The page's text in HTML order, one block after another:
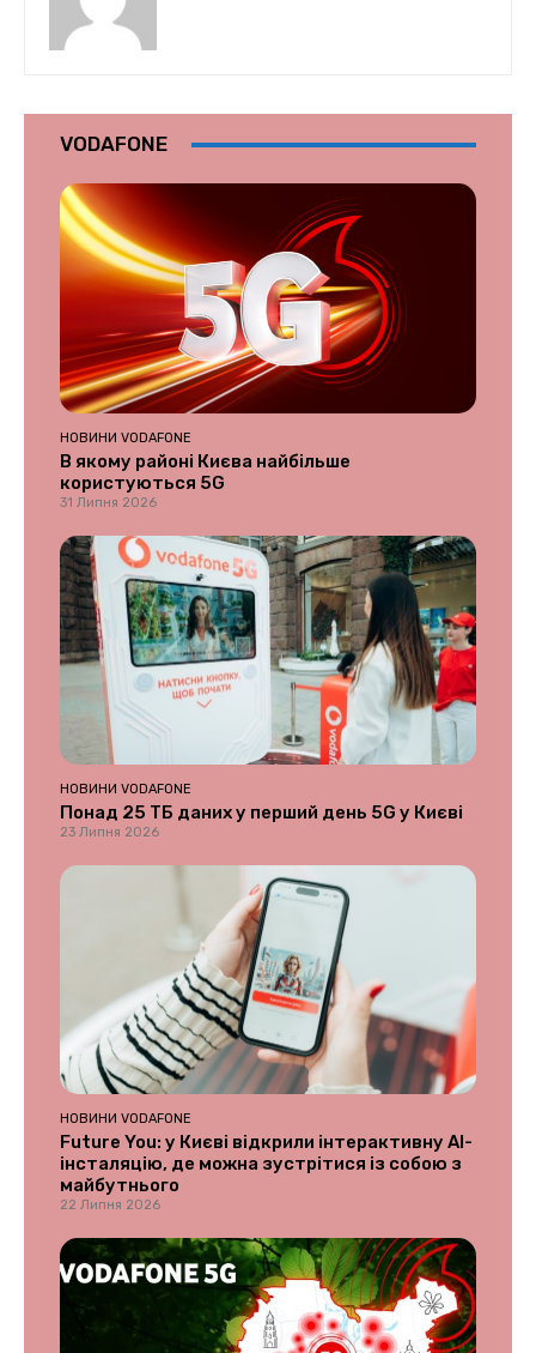
VODAFONE
НОВИНИ VODAFONE
В якому районі Києва найбільше
користуються 5G
31 Липня 2026
НОВИНИ VODAFONE
Понад 25 ТБ даних у перший день 5G у Києві
23 Липня 2026
НОВИНИ VODAFONE
Future You: у Києві відкрили інтерактивну AI-
інсталяцію, де можна зустрітися із собою з
майбутнього
22 Липня 2026